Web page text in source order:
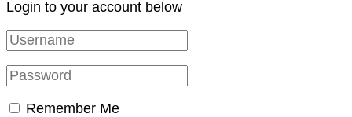
Login to your account below
Remember Me